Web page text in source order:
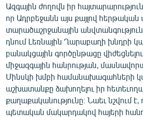
Ազգային ժողովն իր
որ Ադրբեջանն այս քայլով
տարածաշրջանային
դնում Լեռնային Ղարաբաղի խնդրի
բանակցային գործընթացը
միջազգային հանրության,
Մինսկի խմբի համանախագահների
աշխատանքը ձախողելու իր
քաղաքականությունը։ Նաեւ նշվում
պետական մակարդակով հայերի